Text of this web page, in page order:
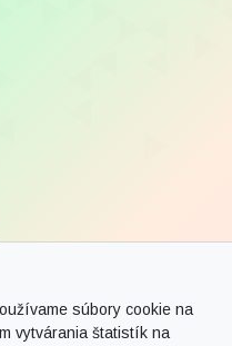
súbory cookie na
vytvárania štatistík na